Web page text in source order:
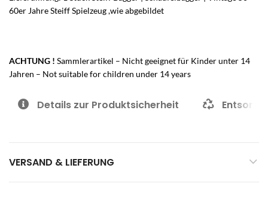
60er Jahre Steiff Spielzeug ,wie abgebildet
ACHTUNG ! Sammlerartikel – Nicht geeignet für Kinder unter 14
Jahren – Not suitable for children under 14 years
Details zur Produktsicherheit
VERSAND & LIEFERUNG